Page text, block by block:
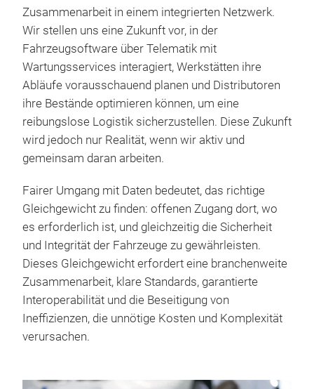
Zusammenarbeit in einem integrierten Netzwerk.
Wir stellen uns eine Zukunft vor, in der
Fahrzeugsoftware über Telematik mit
Wartungsservices interagiert, Werkstätten ihre
Abläufe vorausschauend planen und Distributoren
ihre Bestände optimieren können, um eine
reibungslose Logistik sicherzustellen. Diese Zukunft
wird jedoch nur Realität, wenn wir aktiv und
gemeinsam daran arbeiten.
Fairer Umgang mit Daten bedeutet, das richtige
Gleichgewicht zu finden: offenen Zugang dort, wo
es erforderlich ist, und gleichzeitig die Sicherheit
und Integrität der Fahrzeuge zu gewährleisten.
Dieses Gleichgewicht erfordert eine branchenweite
Zusammenarbeit, klare Standards, garantierte
Interoperabilität und die Beseitigung von
Ineffizienzen, die unnötige Kosten und Komplexität
verursachen.